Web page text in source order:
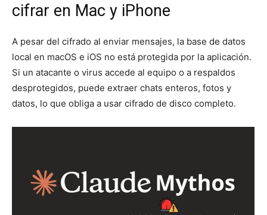
cifrar en Mac y iPhone
A pesar del cifrado al enviar mensajes, la base de datos
local en macOS e iOS no está protegida por la aplicación.
Si un atacante o virus accede al equipo o a respaldos
desprotegidos, puede extraer chats enteros, fotos y
datos, lo que obliga a usar cifrado de disco completo.